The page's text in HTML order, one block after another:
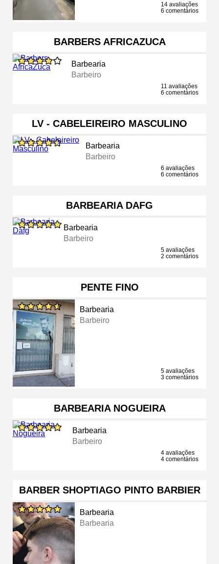
14 avaliações
6 comentários
BARBERS AFRICAZUCA
Barbearia
Barbeiro
11 avaliações
6 comentários
LV - CABELEIREIRO MASCULINO
Barbearia
Barbeiro
6 avaliações
6 comentários
BARBEARIA DAFG
Barbearia
Barbeiro
5 avaliações
2 comentários
PENTE FINO
Barbearia
Barbeiro
5 avaliações
3 comentários
BARBEARIA NOGUEIRA
Barbearia
Barbeiro
4 avaliações
4 comentários
BARBER SHOPTIAGO PINTO BARBIER
Barbearia
Barbearia